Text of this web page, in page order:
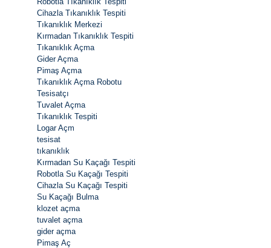
Cihazla Tıkanıklık Tespiti
Tıkanıklık Merkezi
Kırmadan Tıkanıklık Tespiti
Tıkanıklık Açma
Gider Açma
Pimaş Açma
Tıkanıklık Açma Robotu
Tesisatçı
Tuvalet Açma
Tıkanıklık Tespiti
Logar Açm
tesisat
tıkanıklık
Kırmadan Su Kaçağı Tespiti
Robotla Su Kaçağı Tespiti
Cihazla Su Kaçağı Tespiti
Su Kaçağı Bulma
klozet açma
tuvalet açma
gider açma
Pimaş Aç